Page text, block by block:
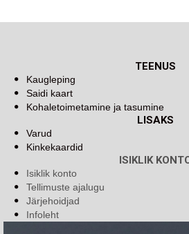
TEENUS
Kaugleping
Saidi kaart
Kohaletoimetamine ja tasumine
LISAKS
Varud
Kinkekaardid
ISIKLIK
Isiklik konto
Tellimuste ajalugu
Järjehoidjad
Infoleht